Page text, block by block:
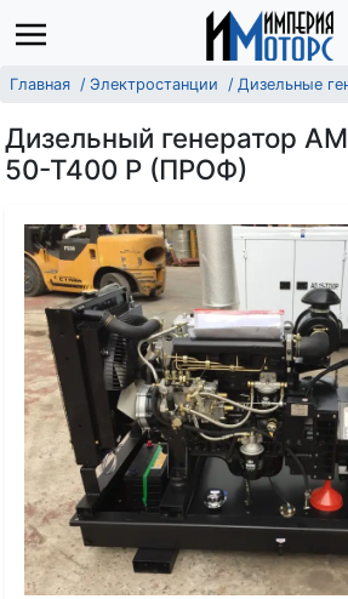
Главная Электростанции Дизельные
Дизельный генератор
50-Т400 Р (ПРОФ)